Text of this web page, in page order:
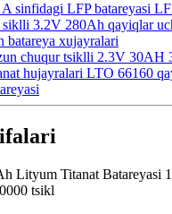
sinfidagi LFP batareyasi
siklli 3.2V 280Ah qayiqlar
batareya xujayralari
chuqur tsiklli 2.3V 30AH
hujayralari LTO 66160